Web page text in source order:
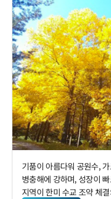
기품이 아름다워 공원수,
병충해에 강하며, 성장이
지역이 한미 수교 조약 체